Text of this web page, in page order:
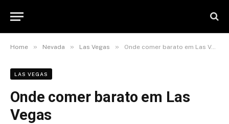
Home » Nevada » Las Vegas » Onde comer barato em Las Vegas
LAS VEGAS
Onde comer barato em Las
Vegas